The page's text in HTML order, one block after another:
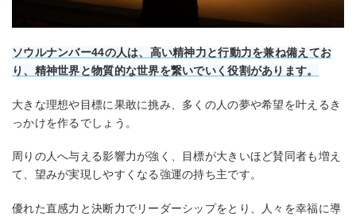
ソウルナンバー44の人は、高い精神力と行動力を兼ね備えてお
り、精神世界と物質的な世界を繋いでいく役割があります。
大きな理想や目標に果敢に挑み、多くの人の夢や希望を叶えるき
っかけを作るでしょう。
周りの人へ与える影響力が強く、目標が大きいほど賛同者も増え
て、望みが実現しやすくなる強運の持ち主です。
優れた直感力と決断力でリーダーシップをとり、人々を幸福に導